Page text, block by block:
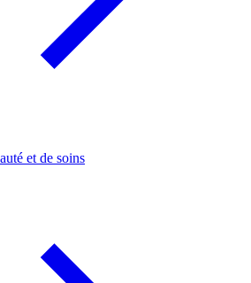
et de soins